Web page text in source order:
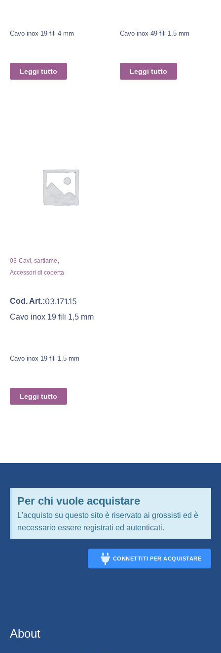
Cavo inox 19 fili 4 mm
Leggi tutto
Cavo inox 49 fili 1,5 mm
Leggi tutto
03-Cavi, sartiame,
Accessori di coperta
Cod. Art.:03.171.15
Cavo inox 19 fili 1,5 mm
Cavo inox 19 fili 1,5 mm
Leggi tutto
Per chi vuole acquistare
L'acquisto su questo sito è riservato ai grossisti ed è
necessario essere registrati ed autenticati.
CONNETTITI PER ACQUISTARE
About